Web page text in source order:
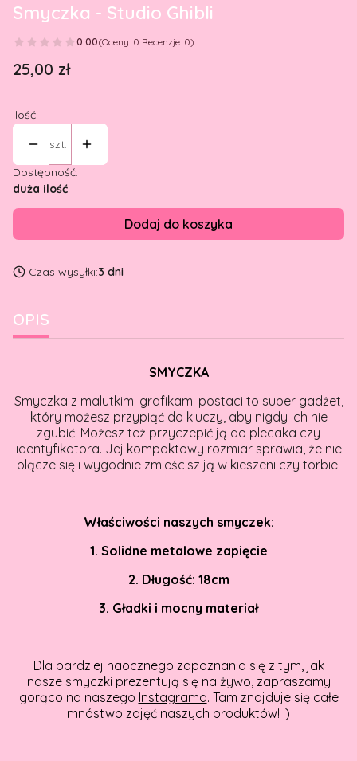
Smyczka - Studio Ghibli
0.00(Oceny: 0 Recenzje: 0)
Cena
25,00 zł
Ilość
szt.
Dostępność:
duża ilość
Dodaj do koszyka
Czas wysyłki:3 dni
OPIS
SMYCZKA
Smyczka z malutkimi grafikami postaci to super gadżet,
który możesz przypiąć do kluczy, aby nigdy ich nie
zgubić. Możesz też przyczepić ją do plecaka czy
identyfikatora. Jej kompaktowy rozmiar sprawia, że nie
plącze się i wygodnie zmieścisz ją w kieszeni czy torbie.
Właściwości naszych smyczek:
1. Solidne metalowe zapięcie
2. Długość: 18cm
3. Gładki i mocny materiał
Dla bardziej naocznego zapoznania się z tym, jak
nasze smyczki prezentują się na żywo, zapraszamy
gorąco na naszego Instagrama. Tam znajduje się całe
mnóstwo zdjęć naszych produktów! :)